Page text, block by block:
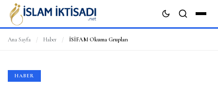
Ana Sayfa / Haber / İSİFAM Okuma Grupları
HABER